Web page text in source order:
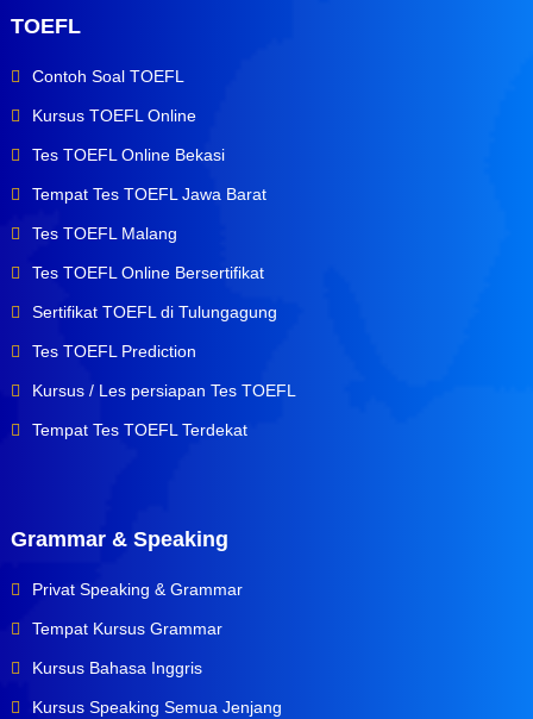
TOEFL
Contoh Soal TOEFL
Kursus TOEFL Online
Tes TOEFL Online Bekasi
Tempat Tes TOEFL Jawa Barat
Tes TOEFL Malang
Tes TOEFL Online Bersertifikat
Sertifikat TOEFL di Tulungagung
Tes TOEFL Prediction
Kursus / Les persiapan Tes TOEFL
Tempat Tes TOEFL Terdekat
Grammar & Speaking
Privat Speaking & Grammar
Tempat Kursus Grammar
Kursus Bahasa Inggris
Kursus Speaking Semua Jenjang